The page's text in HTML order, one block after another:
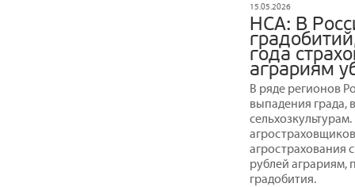
15.05.2026
НСА: В
года
аграриям
В ряде регионов
выпадения града,
агрострахования
рублей аграриям,
градобития.